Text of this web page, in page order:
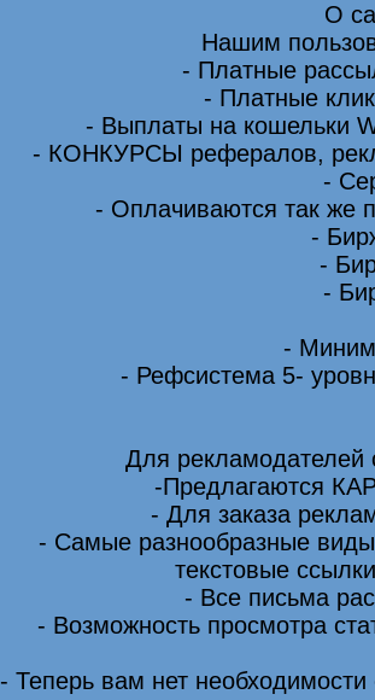
О
Нашим
- Платные
- Платные
- Выплаты на кошельки
- КОНКУРСЫ рефералов,
-
- Оплачиваются так же
-
-
-
-
- Рефсистема 5-
Для
-Предлагаются
- Для заказа
- Самые разнообразные
текстовые
- Все письма
- Возможность просмотра
- Теперь вам нет